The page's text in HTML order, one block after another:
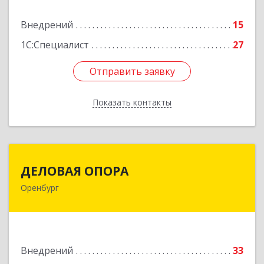
Внедрений
15
1С:Специалист
27
Отправить заявку
Показать контакты
Отправить заявку
Назад
ДЕЛОВАЯ ОПОРА
Оренбург
Внедрений
33